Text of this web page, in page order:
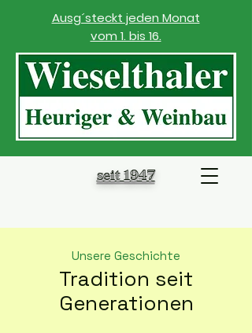
Ausg´steckt jeden Monat
vom 1. bis 16.
seit 1947
Unsere Geschichte
Tradition seit
Generationen